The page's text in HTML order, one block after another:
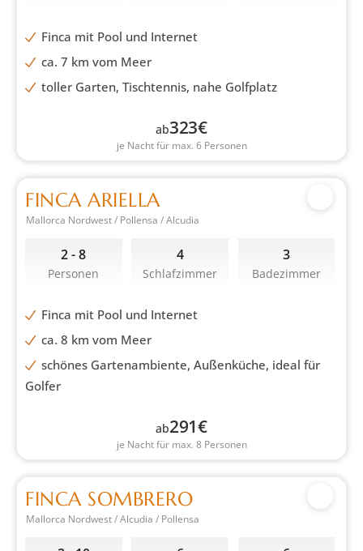
Finca mit Pool und Internet
ca. 7 km vom Meer
toller Garten, Tischtennis, nahe Golfplatz
ab323€
je Nacht für max. 6 Personen
FINCA ARIELLA
Mallorca Nordwest / Pollensa / Alcudia
2 - 8
Personen
4
Schlafzimmer
3
Badezimmer
Finca mit Pool und Internet
ca. 8 km vom Meer
schönes Gartenambiente, Außenküche, ideal für
Golfer
ab291€
je Nacht für max. 8 Personen
FINCA SOMBRERO
Mallorca Nordwest / Alcudia / Pollensa